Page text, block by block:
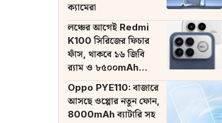
ক্যামেরা
লঞ্চের আগেই Redmi
K100 সিরিজের ফিচার
ফাঁস, থাকবে ১৬ জিবি
র‌্যাম ও ৮৫০০mAh
ব্যাটারি
Oppo PYE110: বাজারে
আসছে ওপ্পোর নতুন ফোন,
8000mAh ব্যাটারি সহ